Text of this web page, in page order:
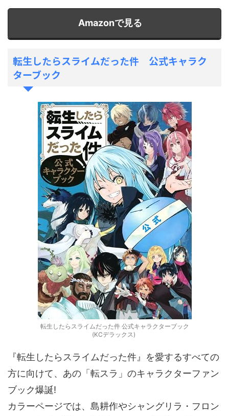
Amazonで見る
転生したらスライムだった件 公式キャラク
ターブック
転生したらスライムだった件 公式キャラクターブック
(KCデラックス)
『転生したらスライムだった件』を愛するすべての
方に向けて、あの「転スラ」のキャラクターファン
ブック爆誕!
カラーページでは、島耕作やシャングリラ・フロン